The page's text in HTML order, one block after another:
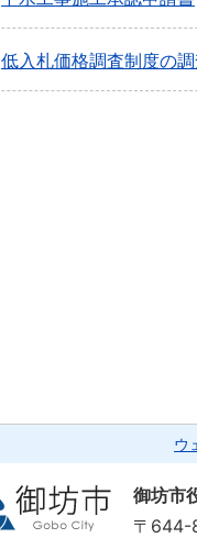
低入札価格調査制度の
ウ
御坊市
〒644-